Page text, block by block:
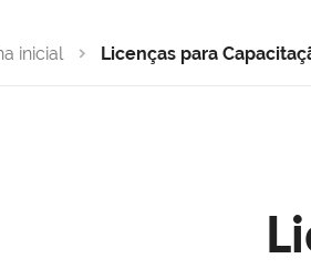
inicial Licenças para